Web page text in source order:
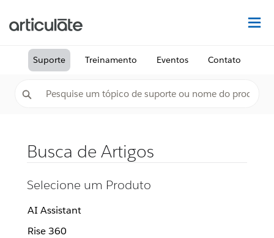
Suporte Treinamento Eventos Contato
Busca de Artigos
Selecione um Produto
AI Assistant
Rise 360